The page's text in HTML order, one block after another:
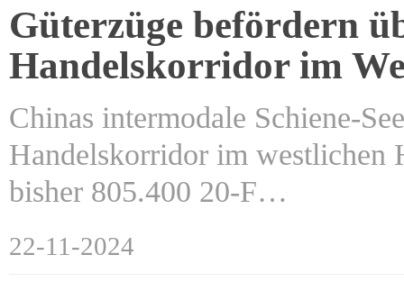
Güterzüge befördern
Handelskorridor im
Chinas intermodale Schiene-
Handelskorridor im westlichen
bisher 805.400 20-F…
22-11-2024